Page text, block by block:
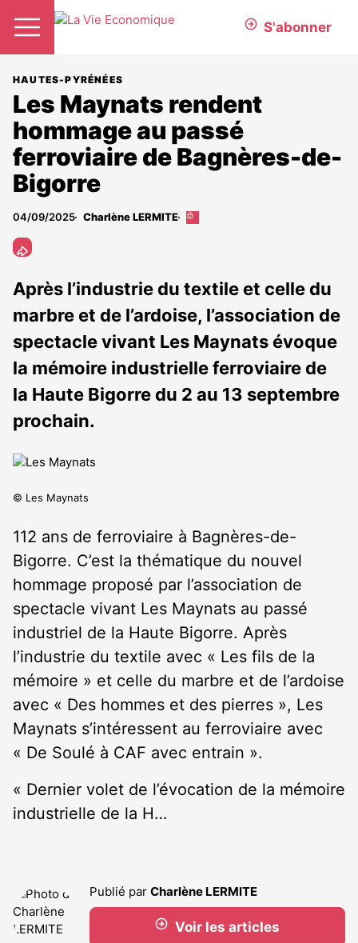
S'abonner
HAUTES-PYRÉNÉES
Les Maynats rendent
hommage au passé
ferroviaire de Bagnères-de-
Bigorre
04/09/2025 Charlène LERMITE
Cet
abonnés
Après l’industrie du textile et celle du
marbre et de l’ardoise, l’association de
spectacle vivant Les Maynats évoque
la mémoire industrielle ferroviaire de
la Haute Bigorre du 2 au 13 septembre
prochain.
© Les Maynats
112 ans de ferroviaire à Bagnères-de-
Bigorre. C’est la thématique du nouvel
hommage proposé par l’association de
spectacle vivant Les Maynats au passé
industriel de la Haute Bigorre. Après
l’industrie du textile avec « Les fils de la
mémoire » et celle du marbre et de l’ardoise
avec « Des hommes et des pierres », Les
Maynats s’intéressent au ferroviaire avec
« De Soulé à CAF avec entrain ».
« Dernier volet de l’évocation de la mémoire
industrielle de la H…
Publié par Charlène LERMITE
Voir les articles